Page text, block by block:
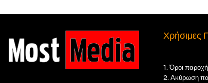
Χρήσιμες
1. Όροι
2. Ακύρωση